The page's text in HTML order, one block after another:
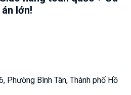
lớn!
Phường Bình Tân, Thành phố Hồ